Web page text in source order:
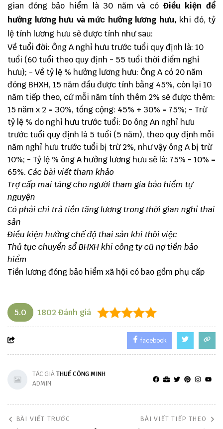
gian đóng bảo hiểm là 30 năm và có Điều kiện để
hưởng lương hưu và mức hưởng lương hưu, khi đó, tỷ
lệ tính lương hưu sẽ được tính như sau:
Về tuổi đời: Ông A nghỉ hưu trước tuổi quy định là: 10
tuổi (60 tuổi theo quy định - 55 tuổi thời điểm nghỉ
hưu); - Về tỷ lệ % hưởng lương hưu: Ông A có 20 năm
đóng BHXH, 15 năm đầu được tính bằng 45%, còn lại 10
năm tiếp theo, cứ mỗi năm tính thêm 2% sẽ được thêm:
15 năm x 2 = 30%, tổng cộng: 45% + 30% = 75%; - Trừ
tỷ lệ % do nghỉ hưu trước tuổi: Do ông An nghỉ hưu
trước tuổi quy định là 5 tuổi (5 năm), theo quy định mỗi
năm nghỉ hưu trước tuổi bị trừ 2%, như vậy ông A bị trừ
10%; - Tỷ lệ % ông A hưởng lương hưu sẽ là: 75% - 10% =
65%. Các bài viết tham khảo
Trợ cấp mai táng cho người tham gia bảo hiểm tự
nguyện
Có phải chi trả tiền tăng lương trong thời gian nghỉ thai
sản
Điều kiện hưởng chế độ thai sản khi thôi việc
Thủ tục chuyển sổ BHXH khi công ty cũ nợ tiền bảo
hiểm
Tiền lương đóng bảo hiểm xã hội có bao gồm phụ cấp
5.0 1802 Đánh giá
facebook
TÁC GIẢTHUẾ CÔNG MINH
ADMIN
BÀI VIẾT TRƯỚC BÀI VIẾT TIẾP THEO